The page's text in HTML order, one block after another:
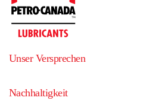
Unser Versprechen
Nachhaltigkeit